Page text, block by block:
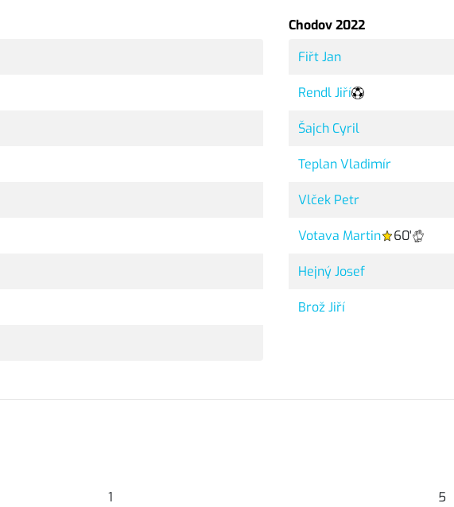
Chodov 2022
Fiřt Jan
Rendl Jiří
Šajch Cyril
Teplan Vladimír
Vlček Petr
Votava Martin 60'
Hejný Josef
Brož Jiří
1
5